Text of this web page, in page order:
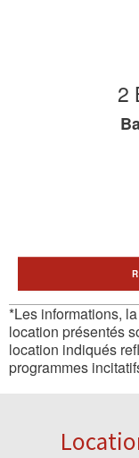
2
*Les informations,
location présentés
location indiqués
programmes